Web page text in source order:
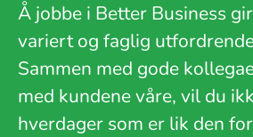
Å jobbe i Better Business
variert og faglig
Sammen med gode
med kundene våre, vil du
hverdager som er lik den